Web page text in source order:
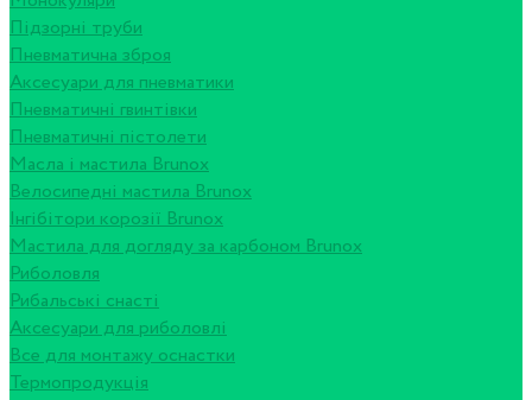
Підзорні труби
Пневматична зброя
Аксесуари для пневматики
Пневматичні гвинтівки
Пневматичні пістолети
Масла і мастила Brunox
Велосипедні мастила Brunox
Інгібітори корозії Brunox
Мастила для догляду за карбоном Brunox
Риболовля
Рибальські снасті
Аксесуари для риболовлі
Все для монтажу оснастки
Термопродукція